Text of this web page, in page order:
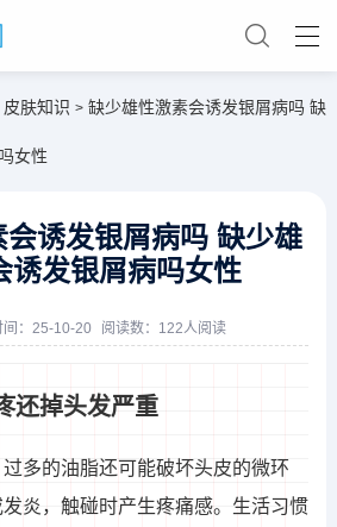
皮肤知识 > 缺少雄性激素会诱发银屑病吗 缺
女性
诱发银屑病吗 缺少雄
诱发银屑病吗女性
间：25-10-20 阅读数：122人阅读
还掉头发严重
多的油脂还可能破坏头皮的微环
炎，触碰时产生疼痛感。生活习惯